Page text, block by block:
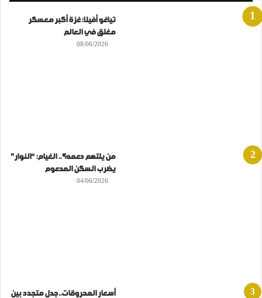
تياغو أفيلا: غزة أكبر معسكر
مغلق في العالم
08/06/2026
من يلتهم دعمه؟.. الغيام: “النوار”
يضرب السكن المدعوم
04/06/2026
أسعار المحروقات..جدل متجدد بين